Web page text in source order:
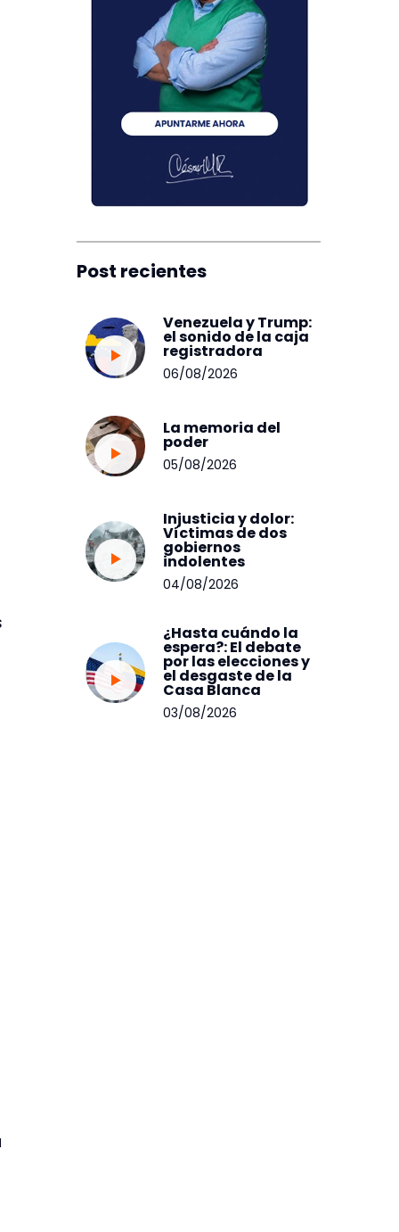
Post recientes
Venezuela y Trump:
el sonido de la caja
registradora
06/08/2026
La memoria del
poder
05/08/2026
Injusticia y dolor:
Víctimas de dos
gobiernos
indolentes
04/08/2026
¿Hasta cuándo la
espera?: El debate
por las elecciones y
el desgaste de la
Casa Blanca
03/08/2026